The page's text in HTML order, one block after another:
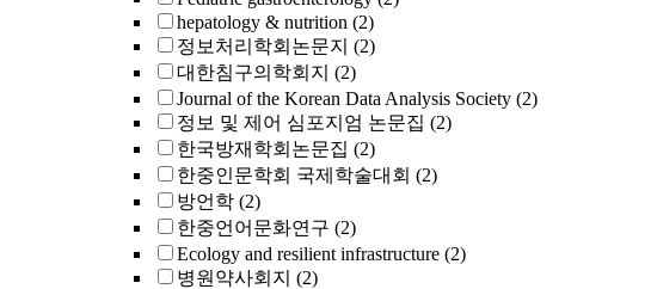
hepatology & nutrition (2)
정보처리학회논문지 (2)
대한침구의학회지 (2)
Journal of the Korean Data Analysis Society (2)
정보 및 제어 심포지엄 논문집 (2)
한국방재학회논문집 (2)
한중인문학회 국제학술대회 (2)
방언학 (2)
한중언어문화연구 (2)
Ecology and resilient infrastructure (2)
병원약사회지 (2)